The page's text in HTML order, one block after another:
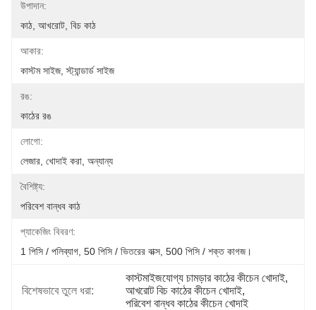
উপাদান:
কাঠ, আখরোট, বিচ কাঠ
আকার:
কাস্টম সাইজ, স্ট্যান্ডার্ড সাইজ
রঙ:
কাঠের রঙ
লোগো:
লেজার, খোদাই করা, অন্যান্য
বৈশিষ্ট্য:
পরিবেশ বান্ধব কাঠ
প্যাকেজিং বিবরণ:
1 পিসি / পলিব্যাগ, 50 পিসি / ভিতরের বাক্স, 500 পিসি / শক্ত কাগজ।
বিশেষভাবে তুলে ধরা:
কাস্টমাইজযোগ্য চামড়ার কাঠের কীচেন খোদাই,
আখরোট বিচ কাঠের কীচেন খোদাই,
পরিবেশ বান্ধব কাঠের কীচেন খোদাই